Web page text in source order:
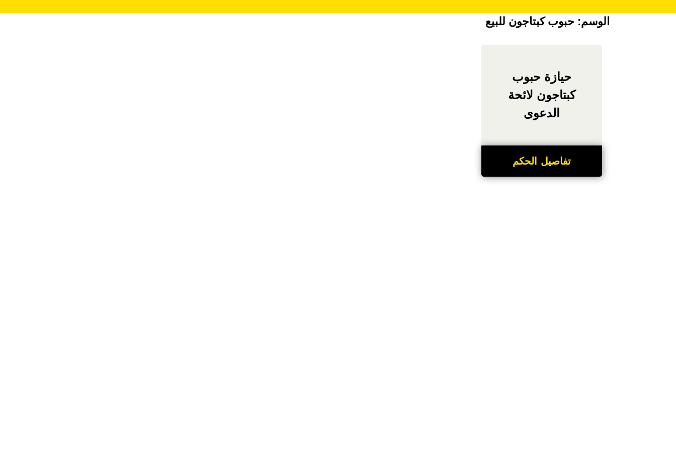
الوسم: حبوب كبتاجون للبيع
حيازة حبوب
كبتاجون لائحة
الدعوى
تفاصيل الحكم